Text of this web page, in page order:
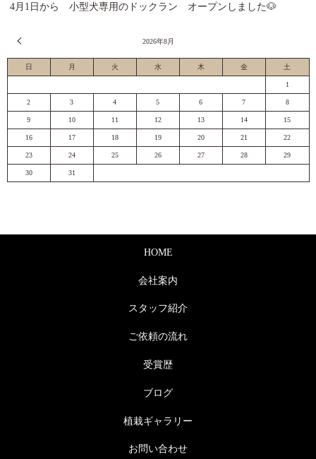
4月1日から 小型犬専用のドックラン オープンしました🐶
2026年8月
日 月 火 水 木 金 土
1
2 3 4 5 6 7 8
9 10 11 12 13 14 15
16 17 18 19 20 21 22
23 24 25 26 27 28 29
30 31
HOME
会社案内
スタッフ紹介
ご依頼の流れ
受賞歴
ブログ
植栽ギャラリー
お問い合わせ